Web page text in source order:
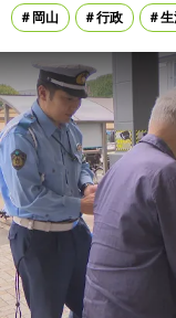
岡山
行政